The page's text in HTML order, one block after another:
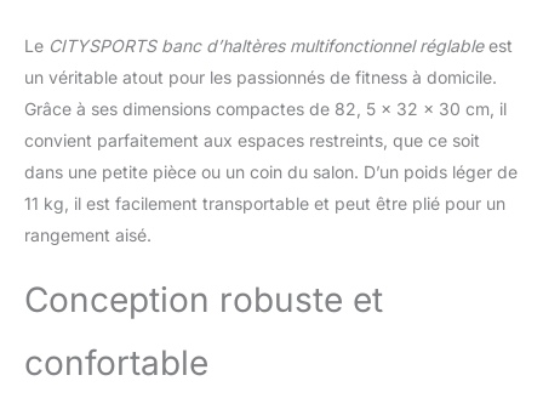
rayures, vous offrant ainsi une expérience
l'utilisateur jusqu'à 185 cm】Avec un
rembourrage en mousse écologique de
haute densité, le dossier et le siège du banc
possèdent une protection antichoque et
effectuez un entraînement complet du corps,
rendent le fitness plus confortable. La
aux utilisateurs mesurant jusqu'à 185 cm.
【Économisez 80% d'espace】Le Banc
assemblé, le paquet contient des
Le CITYSPORTS banc d’haltères multifonctionnel réglableest
un véritable atout pour les passionnés de fitness à domicile.
Grâce à ses dimensions compactes de 82, 5 x 32 x 30 cm, il
convient parfaitement aux espaces restreints, que ce soit
dans une petite pièce ou un coin du salon. D’un poids léger de
11 kg, il est facilement transportable et peut être plié pour un
rangement aisé.
Conception robuste et
confortable